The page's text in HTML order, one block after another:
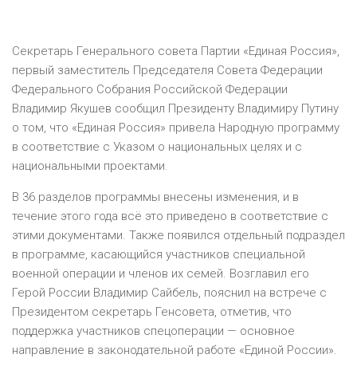
Секретарь Генерального совета Партии «Единая Россия»,
первый заместитель Председателя Совета Федерации
Федерального Собрания Российской Федерации
Владимир Якушев сообщил Президенту Владимиру Путину
о том, что «Единая Россия» привела Народную программу
в соответствие с Указом о национальных целях и с
национальными проектами.
В 36 разделов программы внесены изменения, и в
течение этого года всё это приведено в соответствие с
этими документами. Также появился отдельный подраздел
в программе, касающийся участников специальной
военной операции и членов их семей. Возглавил его
Герой России Владимир Сайбель, пояснил на встрече с
Президентом секретарь Генсовета, отметив, что
поддержка участников спецоперации — основное
направление в законодательной работе «Единой России».